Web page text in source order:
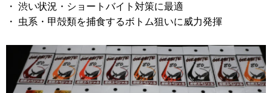
・ 渋い状況・ショートバイト対策に最適
・ 虫系・甲殻類を捕食するボトム狙いに威力発揮